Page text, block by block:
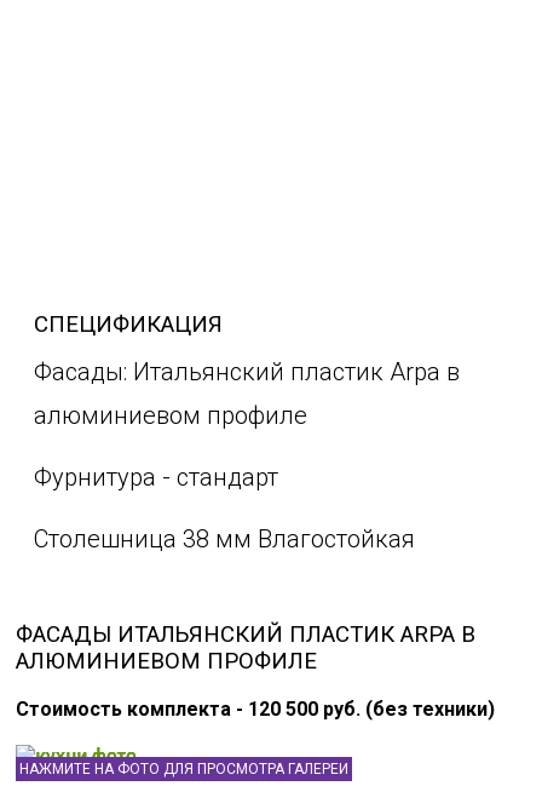
СПЕЦИФИКАЦИЯ
Фасады: Итальянский пластик Arpa в
алюминиевом профиле
Фурнитура - стандарт
Столешница 38 мм Влагостойкая
ФАСАДЫ ИТАЛЬЯНСКИЙ ПЛАСТИК ARPA В
АЛЮМИНИЕВОМ ПРОФИЛЕ
Стоимость комплекта - 120 500 руб. (без техники)
НАЖМИТЕ НА ФОТО ДЛЯ ПРОСМОТРА ГАЛЕРЕИ